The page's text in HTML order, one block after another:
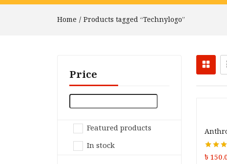
Home Products tagged “Technylogo”
Price
Featured products
In stock
Rated
out of 5
৳